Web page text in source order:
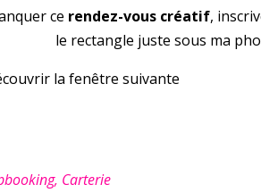
ce rendez-vous créatif,
le rectangle juste sous ma
la fenêtre suivante
Carterie